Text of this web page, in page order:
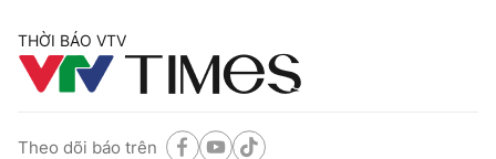
THỜI BÁO VTV
Theo dõi báo trên